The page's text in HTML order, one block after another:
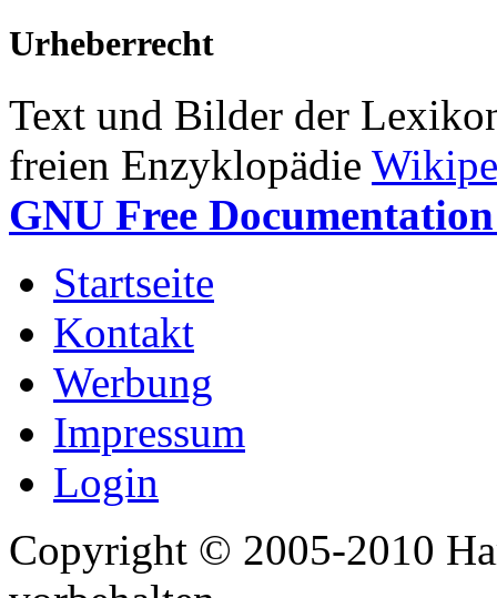
Urheberrecht
Text und Bilder der
freien Enzyklopädie
GNU Free
Startseite
Kontakt
Werbung
Impressum
Login
Copyright © 2005-2010